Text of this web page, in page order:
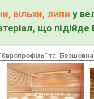
вільхи, липи у
що підійде
Європрофіль" та "Безшовна